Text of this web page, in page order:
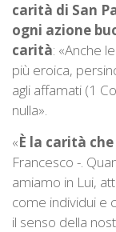
carità di San
ogni azione
carità: «Anche
più eroica,
agli affamati (1
nulla».
«È la carità
Francesco -.
amiamo in Lui,
come individui e
il senso della